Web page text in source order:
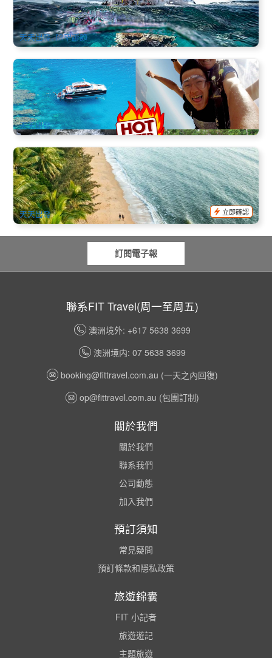
1.5k 已預訂
AUD $546.00 $602.00
CNS03470
天天出發, 除聖誕節
深度冒險凱恩斯4日套餐(跳傘+夢幻大堡礁潛水+全天塔利河激
流泛舟+天空之城)
487 已預訂
AUD $1,418.00 $ 1,515.00
CNS03488
天天出發
凱恩斯城市風光 & 周邊景點半日遊 (英文) 北部海灘出發
204 已預訂
AUD $127.00 $134.00
CNS03339
天天出發
立即確認
訂閱電子報
聯系FIT Travel(周一至周五)
澳洲境外: +617 5638 3699
澳洲境内: 07 5638 3699
booking@fittravel.com.au (一天之內回復)
op@fittravel.com.au (包團訂制)
關於我們
關於我們
聯系我們
公司動態
加入我們
預訂須知
常見疑問
預訂條款和隱私政策
旅遊錦囊
FIT 小記者
旅遊遊記
主題旅遊